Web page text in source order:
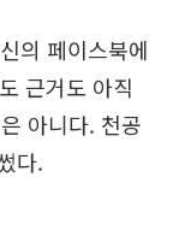
의 페이스북에
근거도 아직
아니다. 천공
다.